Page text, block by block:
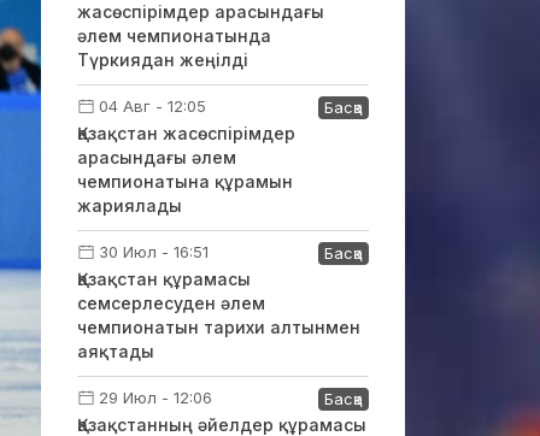
жасөспірімдер арасындағы
әлем чемпионатында
Түркиядан жеңілді
04 Авг - 12:05 Басқа
Қазақстан жасөспірімдер
арасындағы әлем
чемпионатына құрамын
жариялады
30 Июл - 16:51 Басқа
Қазақстан құрамасы
семсерлесуден әлем
чемпионатын тарихи алтынмен
аяқтады
29 Июл - 12:06 Басқа
Қазақстанның әйелдер құрамасы